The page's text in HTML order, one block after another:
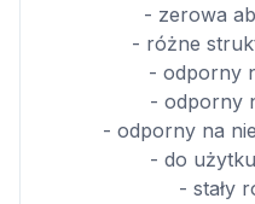
- zerowa
- różne
- odporny
- odporny
- odporny na
- do
- stały